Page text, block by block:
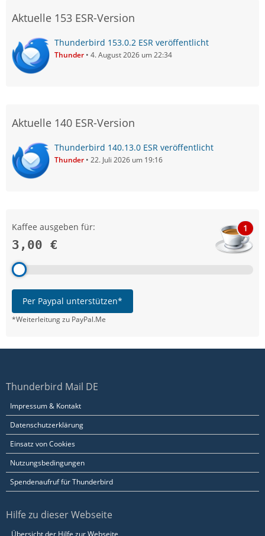
Aktuelle 153 ESR-Version
Thunderbird 153.0.2 ESR veröffentlicht
Thunder 4. August 2026 um 22:34
Aktuelle 140 ESR-Version
Thunderbird 140.13.0 ESR veröffentlicht
Thunder 22. Juli 2026 um 19:16
Kaffee ausgeben für:
3,00 €
1
Per Paypal unterstützen*
*Weiterleitung zu PayPal.Me
Thunderbird Mail DE
Impressum & Kontakt
Datenschutzerklärung
Einsatz von Cookies
Nutzungsbedingungen
Spendenaufruf für Thunderbird
Hilfe zu dieser Webseite